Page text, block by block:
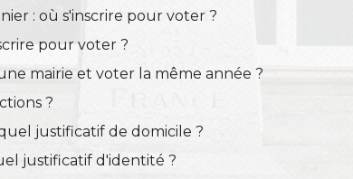
: où s'inscrire pour voter ?
pour voter ?
mairie et voter la même année ?
?
justificatif de domicile ?
justificatif d'identité ?